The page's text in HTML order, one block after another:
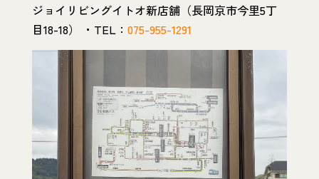
ジョイリビングイトオ新店舗（長岡京市今里5丁
目18-18） ・TEL： 075-955-1291